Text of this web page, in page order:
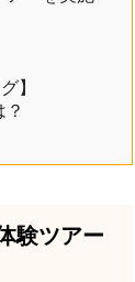
】
験ツアー